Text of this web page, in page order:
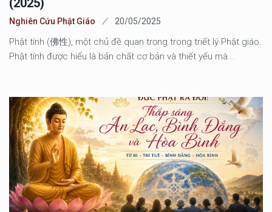
(2025)
Nghiên Cứu Phật Giáo 20/05/2025
Phật tính (佛性), một chủ đề quan trọng trong triết lý Phật giáo.
Phật tính được hiểu là bản chất cơ bản và thiết yếu mà...